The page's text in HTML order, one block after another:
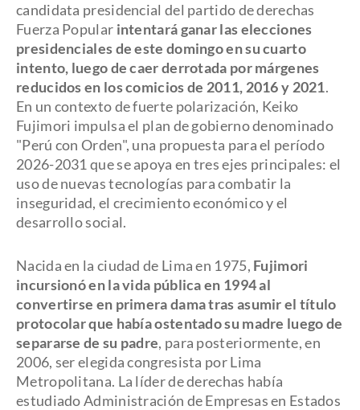
candidata presidencial del partido de derechas
Fuerza Popular intentará ganar las elecciones
presidenciales de este domingo en su cuarto
intento, luego de caer derrotada por márgenes
reducidos en los comicios de 2011, 2016 y 2021.
En un contexto de fuerte polarización, Keiko
Fujimori impulsa el plan de gobierno denominado
"Perú con Orden", una propuesta para el período
2026-2031 que se apoya en tres ejes principales: el
uso de nuevas tecnologías para combatir la
inseguridad, el crecimiento económico y el
desarrollo social.
Nacida en la ciudad de Lima en 1975, Fujimori
incursionó en la vida pública en 1994 al
convertirse en primera dama tras asumir el título
protocolar que había ostentado su madre luego de
separarse de su padre, para posteriormente, en
2006, ser elegida congresista por Lima
Metropolitana. La líder de derechas había
estudiado Administración de Empresas en Estados